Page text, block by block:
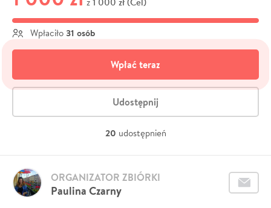
Wpłaciło 31 osób
Wpłać teraz
Udostępnij
20 udostępnień
Paulina Czarny
ORGANIZATOR ZBIÓRKI